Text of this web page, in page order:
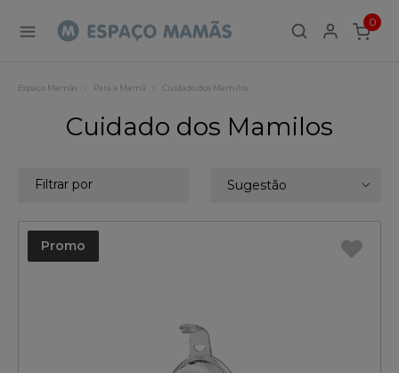
0
ITEMS
Espaço Mamãs Para a Mamã Cuidado dos Mamilos
Cuidado dos Mamilos
Sugestão
Filtrar por
Promo